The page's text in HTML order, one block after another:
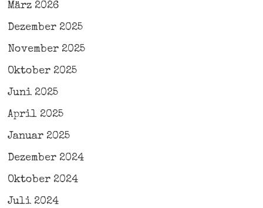
März 2026
Dezember 2025
November 2025
Oktober 2025
Juni 2025
April 2025
Januar 2025
Dezember 2024
Oktober 2024
Juli 2024